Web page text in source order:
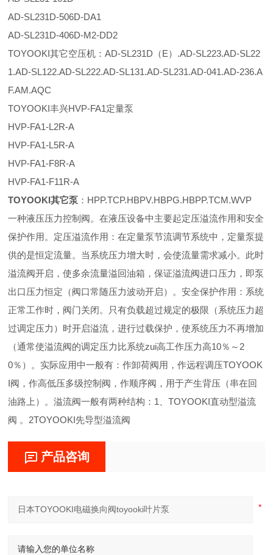
AD-SL231D-506D-DA1
AD-SL231D-406D-M2-DD2
TOYOOKI其它空压机：AD-SL231D（E）.AD-SL223.AD-SL22
1.AD-SL122.AD-SL222.AD-SL131.AD-SL231.AD-041.AD-236.A
F.AM.AQC
TOYOOKI丰兴HVP-FA1定量泵
HVP-FA1-L2R-A
HVP-FA1-L5R-A
HVP-FA1-F8R-A
HVP-FA1-F11R-A
TOYOOKI其它泵 ：HPP.TCP.HBPV.HBPG.HBPP.TCM.WVP
一种液压压力控制阀。在液压设备中主要起定压溢流作用和安全
保护作用。定压溢流作用：在定量泵节流调节系统中，定量泵提
供的是恒定流量。当系统压力增大时，会使流量需求减小。此时
溢流阀开启，使多余流量溢回油箱，保证溢流阀进口压力，即泵
出口压力恒定（阀口常随压力波动开启）。安全保护作用：系统
正常工作时，阀门关闭。只有负载超过规定的极限（系统压力超
过调定压力）时开启溢流，进行过载保护，使系统压力不再增加
（通常使溢流阀的调定压力比系统zui高工作压力高10％～2
0％）。实际应用中一般有：作卸荷阀用，作远程调压TOYOOK
I阀，作高低压多级控制阀，作顺序阀，用于产生背压（串在回
油路上）。溢流阀一般有两种结构：1、TOYOOKI直动型溢流
阀 。2TOYOOKI先导型溢流阀
产品咨询